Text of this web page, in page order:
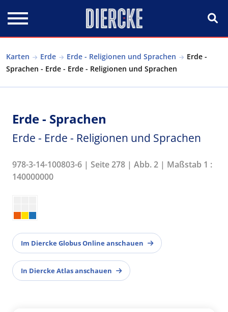
Karten Erde Erde - Religionen und Sprachen
Erde -
Sprachen - Erde - Erde - Religionen und Sprachen
Erde - Sprachen
Erde - Erde - Religionen und Sprachen
978-3-14-100803-6 | Seite 278 | Abb. 2 | Maßstab 1 :
140000000
Im Diercke Globus Online anschauen
In Diercke Atlas anschauen